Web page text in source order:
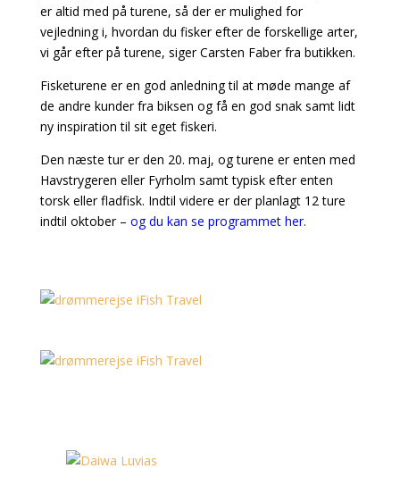
er altid med på turene, så der er mulighed for
vejledning i, hvordan du fisker efter de forskellige arter,
vi går efter på turene, siger Carsten Faber fra butikken.
Fisketurene er en god anledning til at møde mange af
de andre kunder fra biksen og få en god snak samt lidt
ny inspiration til sit eget fiskeri.
Den næste tur er den 20. maj, og turene er enten med
Havstrygeren eller Fyrholm samt typisk efter enten
torsk eller fladfisk. Indtil videre er der planlagt 12 ture
indtil oktober – og du kan se programmet her.